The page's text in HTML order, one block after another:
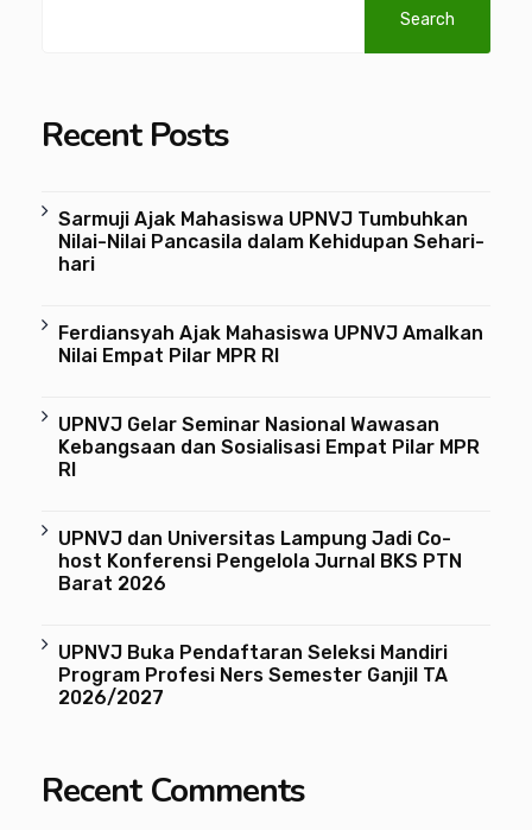
Search
Recent Posts
Sarmuji Ajak Mahasiswa UPNVJ Tumbuhkan
Nilai-Nilai Pancasila dalam Kehidupan Sehari-
hari
Ferdiansyah Ajak Mahasiswa UPNVJ Amalkan
Nilai Empat Pilar MPR RI
UPNVJ Gelar Seminar Nasional Wawasan
Kebangsaan dan Sosialisasi Empat Pilar MPR
RI
UPNVJ dan Universitas Lampung Jadi Co-
host Konferensi Pengelola Jurnal BKS PTN
Barat 2026
UPNVJ Buka Pendaftaran Seleksi Mandiri
Program Profesi Ners Semester Ganjil TA
2026/2027
Recent Comments